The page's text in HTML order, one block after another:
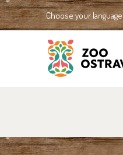
Choose your language